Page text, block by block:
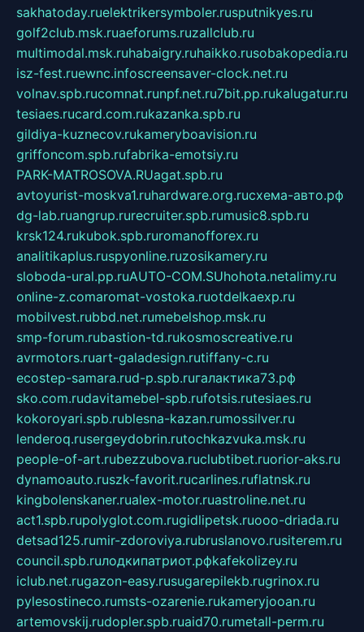
sakhatoday.ruelektrikersymboler.rusputnikyes.ru
golf2club.msk.ruaeforums.ruzallclub.ru
multimodal.msk.ruhabaigry.ruhaikko.rusobakopedia.ru
isz-fest.ruewnc.infoscreensaver-clock.net.ru
volnav.spb.rucomnat.runpf.net.ru7bit.pp.rukalugatur.ru
tesiaes.rucard.com.rukazanka.spb.ru
gildiya-kuznecov.rukameryboavision.ru
griffoncom.spb.rufabrika-emotsiy.ru
PARK-MATROSOVA.RUagat.spb.ru
avtoyurist-moskva1.ruhardware.org.ruсхема-авто.рф
dg-lab.ruangrup.rurecruiter.spb.rumusic8.spb.ru
krsk124.rukubok.spb.ruromanofforex.ru
analitikaplus.ruspyonline.ruzosikamery.ru
sloboda-ural.pp.ruAUTO-COM.SUhohota.netalimy.ru
online-z.comaromat-vostoka.ruotdelkaexp.ru
mobilvest.rubbd.net.rumebelshop.msk.ru
smp-forum.rubastion-td.rukosmoscreative.ru
avrmotors.ruart-galadesign.rutiffany-c.ru
ecostep-samara.rud-p.spb.ruгалактика73.рф
sko.com.rudavitamebel-spb.rufotsis.rutesiaes.ru
kokoroyari.spb.rublesna-kazan.rumossilver.ru
lenderoq.rusergeydobrin.rutochkazvuka.msk.ru
people-of-art.rubezzubova.ruclubtibet.ruorior-aks.ru
dynamoauto.ruszk-favorit.rucarlines.ruflatnsk.ru
kingbolenskaner.rualex-motor.ruastroline.net.ru
act1.spb.rupolyglot.com.rugidlipetsk.ruooo-driada.ru
detsad125.rumir-zdoroviya.rubruslanovo.rusiterem.ru
council.spb.ruлодкипатриот.рфkafekolizey.ru
iclub.net.rugazon-easy.rusugarepilekb.rugrinox.ru
pylesostineco.rumsts-ozarenie.rukameryjooan.ru
artemovskij.rudopler.spb.ruaid70.rumetall-perm.ru